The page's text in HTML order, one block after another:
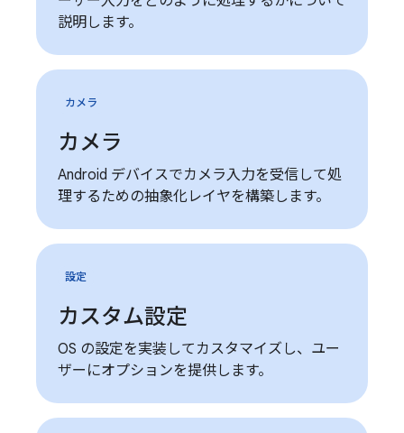
説明します。
カメラ
カメラ
Android デバイスでカメラ入力を受信して処
理するための抽象化レイヤを構築します。
設定
カスタム設定
OS の設定を実装してカスタマイズし、ユー
ザーにオプションを提供します。